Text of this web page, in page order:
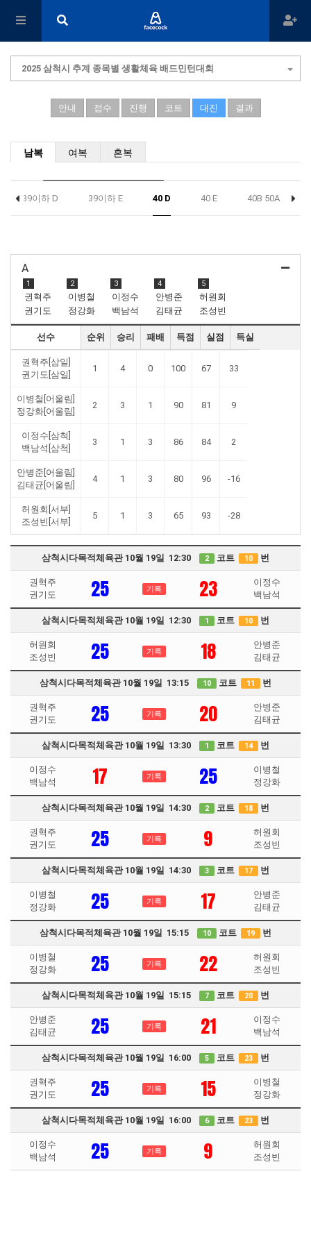
2025 삼척시 추계 종목별 생활체육 배드민턴대회
안내 접수 진행 코트 대진 결과
남복 여복 혼복
39이하 D 39이하 E 40 D 40 E 40B 50A
A
1
권혁주
권기도
2
이병철
정강화
3
이정수
백남석
4
안병준
김태균
5
허원회
조성빈
선수 순위 승리 패배 득점 실점 득실
권혁주[삼일]
권기도[삼일]
1 4 0 100 67 33
이병철[어울림]
정강화[어울림]
2 3 1 90 81 9
이정수[삼척]
백남석[삼척]
3 1 3 86 84 2
안병준[어울림]
김태균[어울림]
4 1 3 80 96 -16
허원회[서부]
조성빈[서부]
5 1 3 65 93 -28
삼척시다목적체육관 10월 19일 12:30 2 코트 10 번
권혁주
권기도
25 기록 23
이정수
백남석
삼척시다목적체육관 10월 19일 12:30 1 코트 10 번
허원회
조성빈
25 기록 18
안병준
김태균
삼척시다목적체육관 10월 19일 13:15 10 코트 11 번
권혁주
권기도
25 기록 20
안병준
김태균
삼척시다목적체육관 10월 19일 13:30 1 코트 14 번
이정수
백남석
17 기록 25
이병철
정강화
삼척시다목적체육관 10월 19일 14:30 2 코트 18 번
권혁주
권기도
25 기록 9
허원회
조성빈
삼척시다목적체육관 10월 19일 14:30 3 코트 17 번
이병철
정강화
25 기록 17
안병준
김태균
삼척시다목적체육관 10월 19일 15:15 10 코트 19 번
이병철
정강화
25 기록 22
허원회
조성빈
삼척시다목적체육관 10월 19일 15:15 7 코트 20 번
안병준
김태균
25 기록 21
이정수
백남석
삼척시다목적체육관 10월 19일 16:00 5 코트 23 번
권혁주
권기도
25 기록 15
이병철
정강화
삼척시다목적체육관 10월 19일 16:00 6 코트 23 번
이정수
백남석
25 기록 9
허원회
조성빈